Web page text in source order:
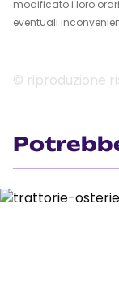
modificato i loro
eventuali
© riproduzione